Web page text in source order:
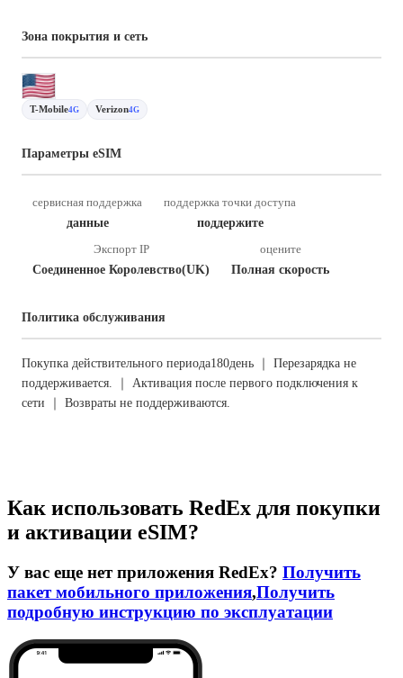
Зона покрытия и сеть
T-Mobile4G Verizon4G
Параметры eSIM
сервисная поддержка
данные
поддержка точки доступа
поддержите
Экспорт IP
Соединенное Королевство(UK)
оцените
Полная скорость
Политика обслуживания
Покупка действительного периода180день ｜ Перезарядка не
поддерживается. ｜ Активация после первого подключения к
сети ｜ Возвраты не поддерживаются.
Как использовать RedEx для покупки
и активации eSIM?
У вас еще нет приложения RedEx? Получить
пакет мобильного приложения,Получить
подробную инструкцию по эксплуатации